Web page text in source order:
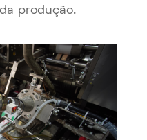
produção.